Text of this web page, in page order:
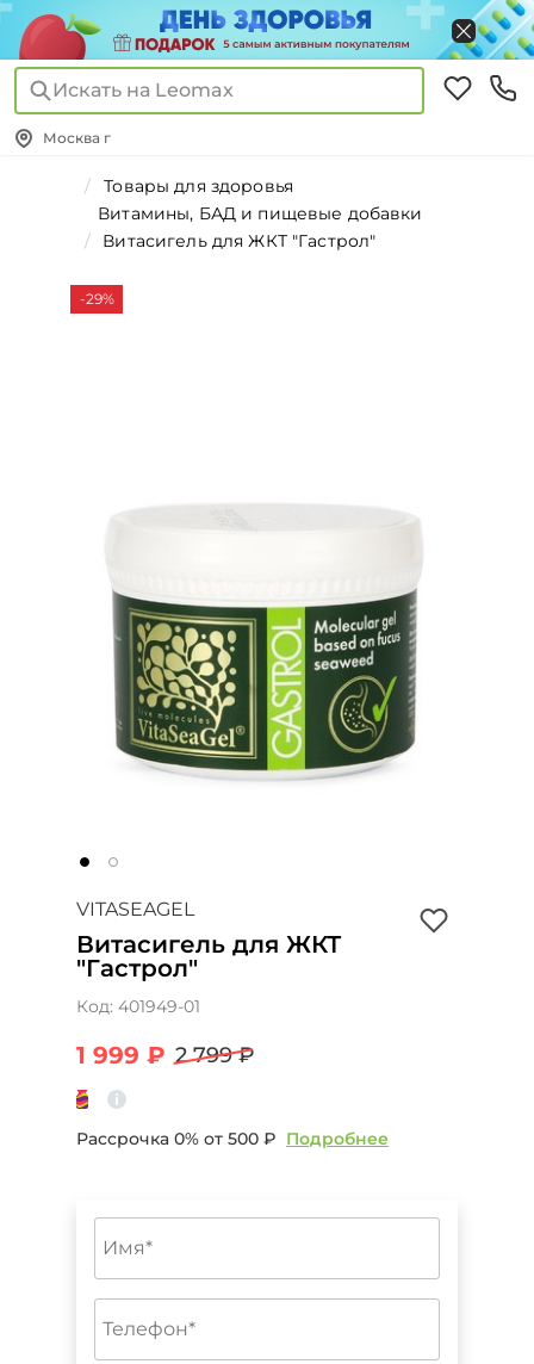
Искать на Leomax
Москва г
Товары для здоровья
Витамины, БАД и пищевые добавки
Витасигель для ЖКТ "Гастрол"
-29%
VITASEAGEL
Витасигель для ЖКТ
"Гастрол"
Код: 401949-01
1 999 ₽ 2 799 ₽
Рассрочка 0% от 500 ₽ Подробнее